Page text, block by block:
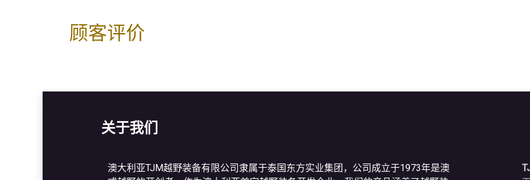
顾客评价
关于我们
澳大利亚TJM越野装备有限公司隶属于泰国东方实业集团，公司成立于1973年是澳